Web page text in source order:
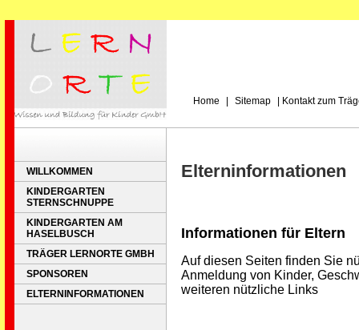
Home Sitemap Kontakt zum
WILLKOMMEN
KINDERGARTEN
STERNSCHNUPPE
KINDERGARTEN AM
HASELBUSCH
TRÄGER LERNORTE GMBH
SPONSOREN
ELTERNINFORMATIONEN
Elterninformationen
Informationen für Eltern
Auf diesen Seiten finden Sie
Anmeldung von Kinder,
weiteren nützliche Links